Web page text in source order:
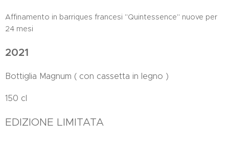
Affinamento in barriques francesi "Quintessence" nuove per
24 mesi
2021
Bottiglia Magnum ( con cassetta in legno )
150 cl
EDIZIONE LIMITATA